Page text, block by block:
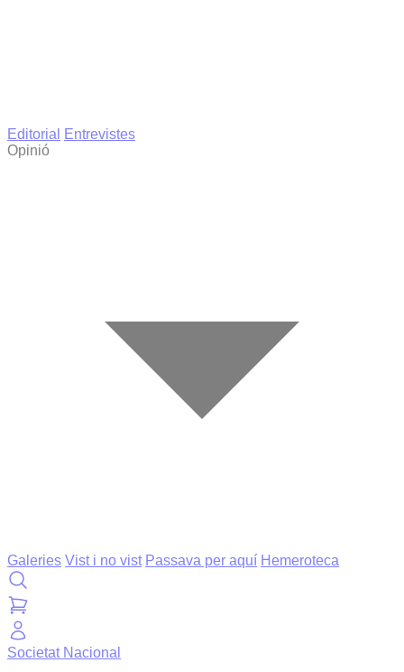
Editorial
Entrevistes
Opinió
Galeries Vist i no vist Passava per aquí Hemeroteca
Societat Nacional